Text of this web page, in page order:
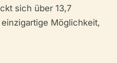
sich über 13,7
Möglichkeit,